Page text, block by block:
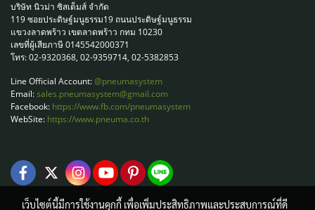
บริษัท นิวม่า ซิสเต็มส์ จำกัด
119 ซอยประดิษฐ์มนูธรรม19 ถนนประดิษฐ์มนูธรรม
แขวงลาดพร้าว เขตลาดพร้าว กทม 10230
เลขที่ผู้เสียภาษี 0145542000371
โทร: 02-9320368, 02-9359714, 02-5382853
Line Official Account:@pneumasystem
Email:sales.pneumasystem@gmail.com
Facebook: https://www.fb.com/pneumasystem
WebSite: https://www.pneuma.co.th
เว็บไซต์นี้มีการใช้งานคุกกี้ เพื่อเพิ่มประสิทธิภาพและประสบการณ์ที่ดี